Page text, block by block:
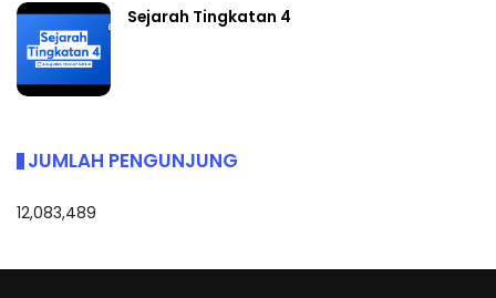
Sejarah Tingkatan 4
JUMLAH PENGUNJUNG
12,083,489